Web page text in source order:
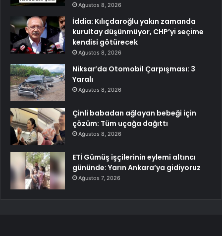
Ağustos 8, 2026
İddia: Kılıçdaroğlu yakın zamanda
kurultay düşünmüyor, CHP’yi seçime
kendisi götürecek
Ağustos 8, 2026
Niksar’da Otomobil Çarpışması: 3
Yaralı
Ağustos 8, 2026
Çinli babadan ağlayan bebeği için
çözüm: Tüm uçağa dağıttı
Ağustos 8, 2026
ETİ Gümüş işçilerinin eylemi altıncı
gününde: Yarın Ankara’ya gidiyoruz
Ağustos 7, 2026